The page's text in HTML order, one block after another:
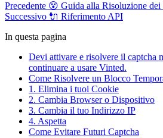
Precedente 😵 Guida alla Risoluzione dei
Successivo 🔌 Riferimento API
In questa pagina
Devi attivare e risolvere il captcha
continuare a usare Vinted.
Come Risolvere un Blocco
1. Elimina i tuoi Cookie
2. Cambia Browser o Dispositivo
3. Cambia il tuo Indirizzo IP
4. Aspetta
Come Evitare Futuri Captcha